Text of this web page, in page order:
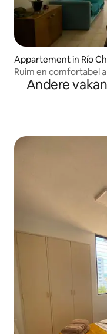
Appartement in Río
Ruim en comfortabel
Andere